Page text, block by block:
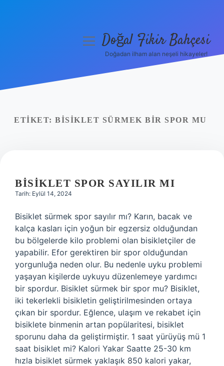
Yasal Uyarı
menüyüDoğal Fikir Bahçesi
Doğadan ilham alan neşeli hikayeler!
ETIKET: BISIKLET SÜRMEK BIR SPOR MU
BISIKLET SPOR SAYILIR MI
Tarih: Eylül 14, 2024
Bisiklet sürmek spor sayılır mı? Karın, bacak ve
kalça kasları için yoğun bir egzersiz olduğundan
bu bölgelerde kilo problemi olan bisikletçiler de
yapabilir. Efor gerektiren bir spor olduğundan
yorgunluğa neden olur. Bu nedenle uyku problemi
yaşayan kişilerde uykuyu düzenlemeye yardımcı
bir spordur. Bisiklet sürmek bir spor mu? Bisiklet,
iki tekerlekli bisikletin geliştirilmesinden ortaya
çıkan bir spordur. Eğlence, ulaşım ve rekabet için
bisiklete binmenin artan popülaritesi, bisiklet
sporunu daha da geliştirmiştir. 1 saat yürüyüş mü 1
saat bisiklet mi? Kalori Yakar Saatte 25-30 km
hızla bisiklet sürmek yaklaşık 850 kalori yakar,